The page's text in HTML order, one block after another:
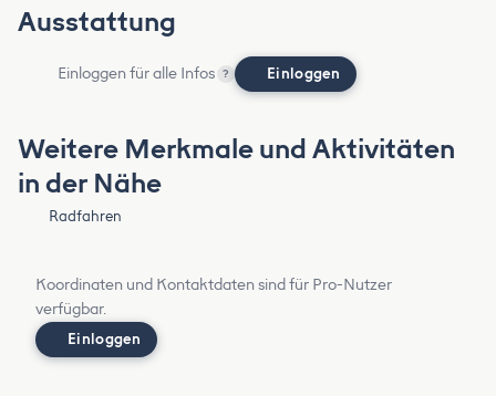
Ausstattung
Einloggen für alle Infos ? Einloggen
Weitere Merkmale und Aktivitäten
in der Nähe
Radfahren
Koordinaten und Kontaktdaten sind für Pro-Nutzer
verfügbar.
Einloggen